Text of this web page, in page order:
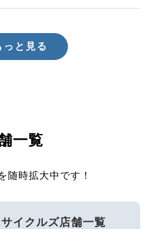
っと見る
一覧
随時拡大中です！
イクルズ店舗一覧